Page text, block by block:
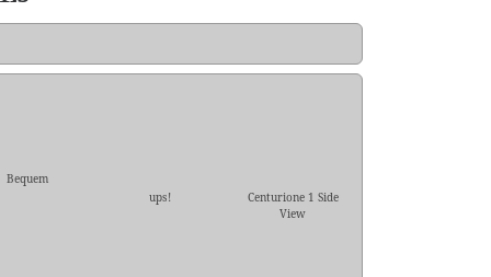
Bequem
ups!
Centurione 1 Side
View